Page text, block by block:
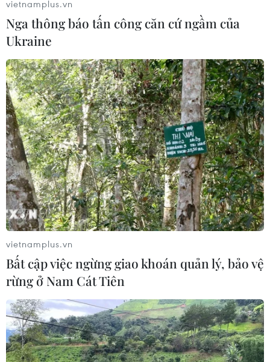
Tập đoàn Stellantis giới thiệu mẫu xe bán
tải điện hiệu suất cao
07/04/2023 01:00
Giám đốc điều hành Tập đoàn Stellantis cho rằng người
tiêu dùng sẽ chọn Ram 1500 REV nhờ ưu thế vượt trội
hơn về quãng đường di chuyển, tốc độ sạc, sức kéo so
với các dòng xe cùng phân khúc.
vietnamplus.vn
Nga thông báo tấn công căn cứ ngầm của
Ukraine
vietnamplus.vn
Bất cập việc ngừng giao khoán quản lý, bảo vệ
rừng ở Nam Cát Tiên